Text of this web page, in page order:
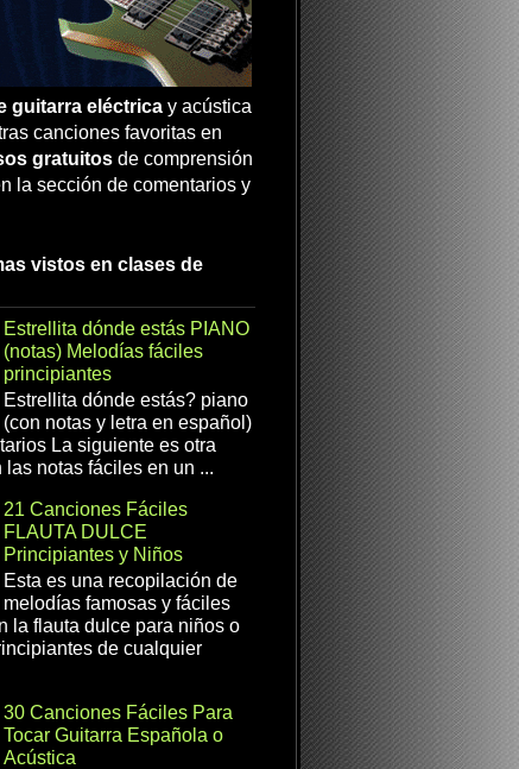
guitarra eléctricay acústica
canciones favoritas en
gratuitosde comprensión
la sección de comentarios y
vistos en clases de
Estrellita dónde estás PIANO
(notas) Melodías fáciles
principiantes
Estrellita dónde estás? piano
(con notas y letra en español)
La siguiente es otra
las notas fáciles en un ...
21 Canciones Fáciles
FLAUTA DULCE
Principiantes y Niños
Esta es una recopilación de
melodías famosas y fáciles
la flauta dulce para niños o
de cualquier
30 Canciones Fáciles Para
Tocar Guitarra Española o
Acústica